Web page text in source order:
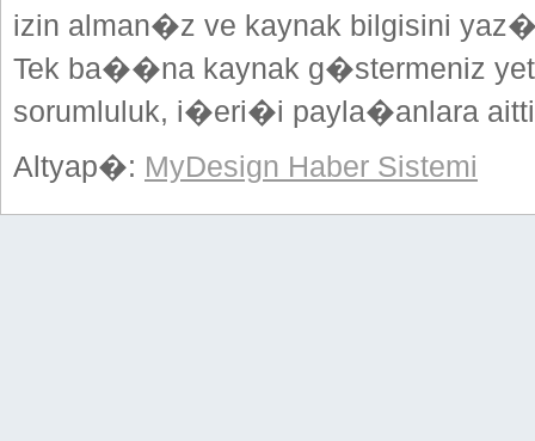
izin alman�z ve kaynak bilgisini
Tek ba��na kaynak g�stermeniz
sorumluluk, i�eri�i payla�anlara
Altyap�: MyDesign Haber Sistemi